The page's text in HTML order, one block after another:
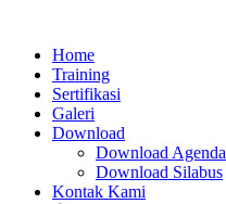
kontenHome
Training
Sertifikasi
Galeri
Download
Download Agenda
Download Silabus
Kontak Kami